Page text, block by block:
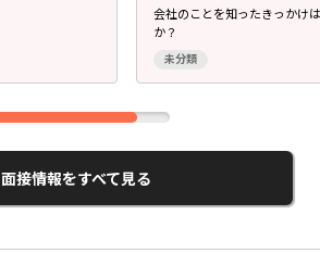
会社のことを知ったきっかけ
か？
未分類
面接情報をすべて見る